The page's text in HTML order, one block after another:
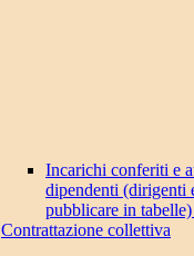
Incarichi conferiti e
dipendenti (dirigenti
pubblicare in tabelle)
Contrattazione collettiva